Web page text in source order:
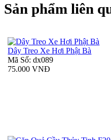
Sản phẩm liên
Dây Treo Xe Hơi Phật Bà
Mã Số: dx089
75.000 VNĐ